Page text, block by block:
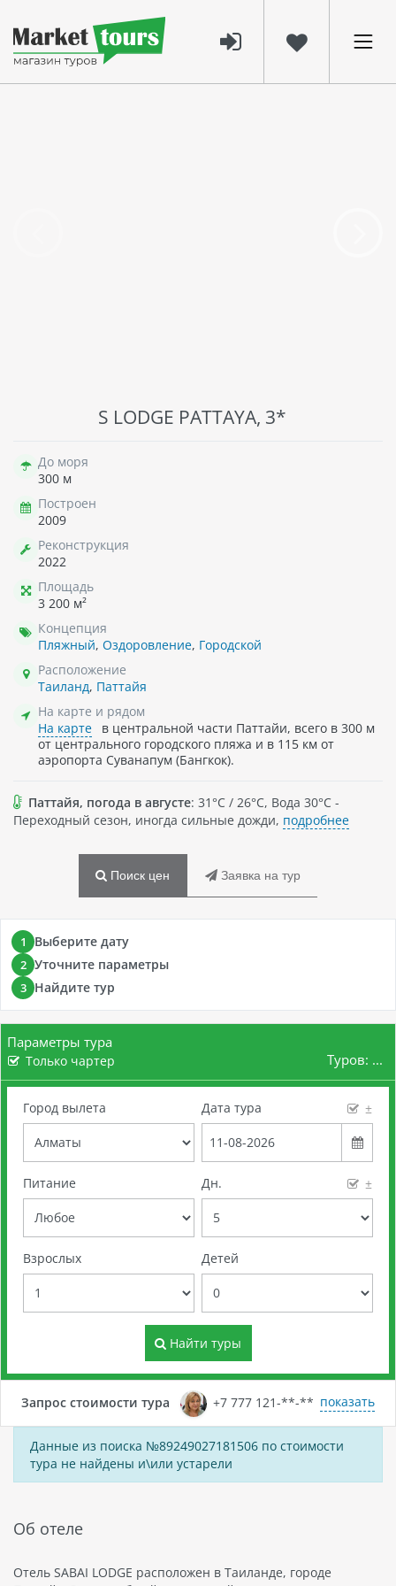
S LODGE PATTAYA, 3*
До моря
300 м
Построен
2009
Реконструкция
2022
Площадь
3 200 м²
Концепция
Пляжный, Оздоровление, Городской
Расположение
Таиланд, Паттайя
На карте и рядом
На карте
в центральной части Паттайи, всего в 300 м
от центрального городского пляжа и в 115 км от
аэропорта Суванапум (Бангкок).
Паттайя, погода в августе: 31°C / 26°C, Вода 30°C -
Переходный сезон, иногда сильные дожди, подробнее
Поиск цен Заявка на тур
1 Выберите дату
2 Уточните параметры
3 Найдите тур
Параметры тура
Только чартер Туров: ...
Город вылета Дата тура ±
Питание Дн. ±
Взрослых Детей
Найти туры
Запрос стоимости тура +7 777 121-**-** показать
Данные из поиска №89249027181506 по стоимости
тура не найдены и\или устарели
Об отеле
Отель SABAI LODGE расположен в Таиланде, городе